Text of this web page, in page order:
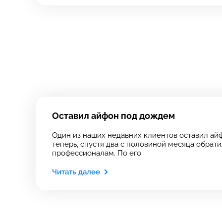
Оставил айфон под дождем
Один из наших недавних клиентов оставил
теперь, спустя два с половиной месяца
профессионалам. По его
Читать далее
Выберите адрес
Выберите адрес